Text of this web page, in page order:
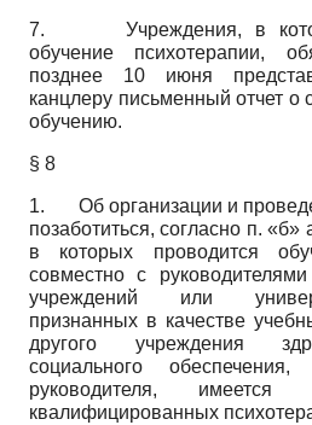
7. Учреждения, в
обучение психотерапии,
позднее 10 июня
канцлеру письменный отчет о
обучению.
§ 8
1. Об организации и
позаботиться, согласно п.
в которых проводится
совместно с
учреждений или
признанных в качестве
другого учреждения
социального
руководителя,
квалифицированных